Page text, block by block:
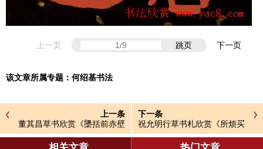
上一页 跳页 下一页
该文章所属专题： 何绍基书法
上一条
董其昌草书欣赏《櫽括前赤壁
词》2种
下一条
祝允明行草书札欣赏《所烦买
纱》